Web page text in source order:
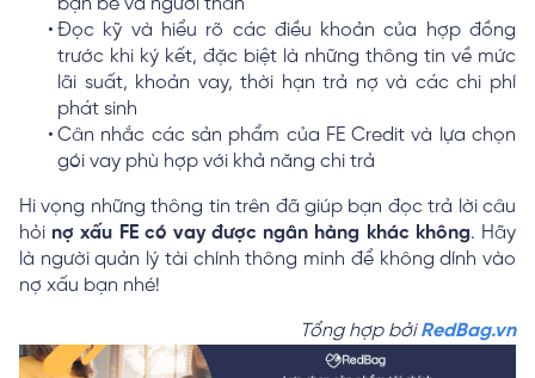
bạn bè và người thân
Đọc kỹ và hiểu rõ các điều khoản của hợp đồng
trước khi ký kết, đặc biệt là những thông tin về mức
lãi suất, khoản vay, thời hạn trả nợ và các chi phí
phát sinh
Cân nhắc các sản phẩm của FE Credit và lựa chọn
gói vay phù hợp với khả năng chi trả
Hi vọng những thông tin trên đã giúp bạn đọc trả lời câu
hỏi nợ xấu FE có vay được ngân hàng khác không. Hãy
là người quản lý tài chính thông minh để không dính vào
nợ xấu bạn nhé!
Tổng hợp bởiRedBag.vn